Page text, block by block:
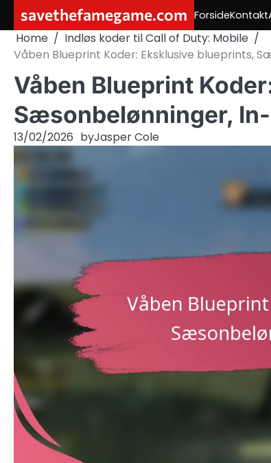
content
savethefamegame.com ForsideKontakt
Home
Indløs koder til Call of Duty: Mobile
Våben Blueprint Koder: Eksklusive blueprints,
Våben Blueprint
Sæsonbelønninger,
13/02/2026 byJasper Cole